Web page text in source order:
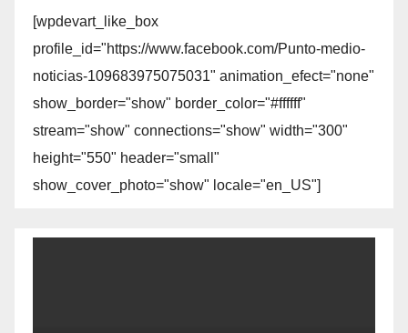
[wpdevart_like_box
profile_id="https://www.facebook.com/Punto-medio-
noticias-109683975075031" animation_efect="none"
show_border="show" border_color="#ffffff"
stream="show" connections="show" width="300"
height="550" header="small"
show_cover_photo="show" locale="en_US"]